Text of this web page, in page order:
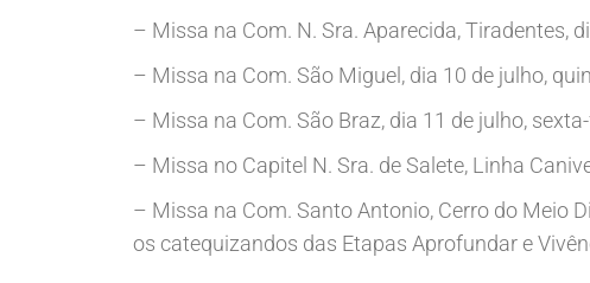
– Missa na Com. N. Sra. Aparecida, Tiradentes,
– Missa na Com. São Miguel, dia 10 de julho,
– Missa na Com. São Braz, dia 11 de julho,
– Missa no Capitel N. Sra. de Salete, Linha
– Missa na Com. Santo Antonio, Cerro do Meio
os catequizandos das Etapas Aprofundar e